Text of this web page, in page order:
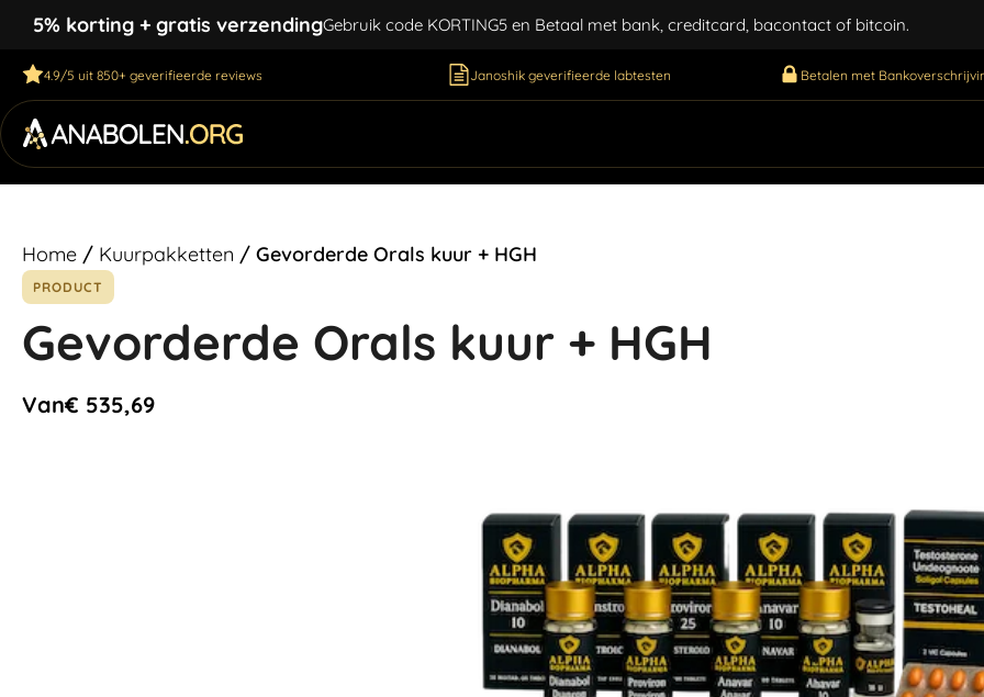
5% korting + gratis verzendingGebruik code KORTING5 en Betaal met bank, creditcard, bacontact of bitcoin.
4.9/5 uit 850+ geverifieerde reviews Janoshik geverifieerde labtesten Betalen met
Home / Kuurpakketten / Gevorderde Orals kuur + HGH
PRODUCT
Gevorderde Orals kuur + HGH
Van€ 535,69